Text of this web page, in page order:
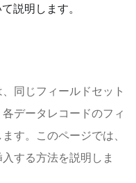
説明します。
同じフィールドセット
データレコードのフィ
す。このページでは、
する方法を説明しま